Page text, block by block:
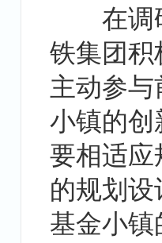
在调研
铁集团积
主动参
小镇的创
要相适应
的规划
基金小